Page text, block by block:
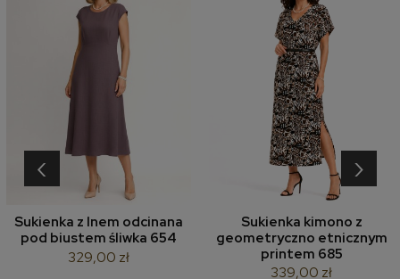
Sukienka z lnem odcinana
pod biustem śliwka 654
329,00 zł
Sukienka kimono z
geometryczno etnicznym
printem 685
339,00 zł
‹ ›